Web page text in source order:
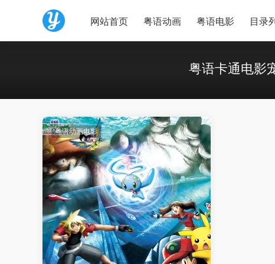
网站首页 粤语动画 粤语电影 目录
粤语卡通电影
粤语动画电影